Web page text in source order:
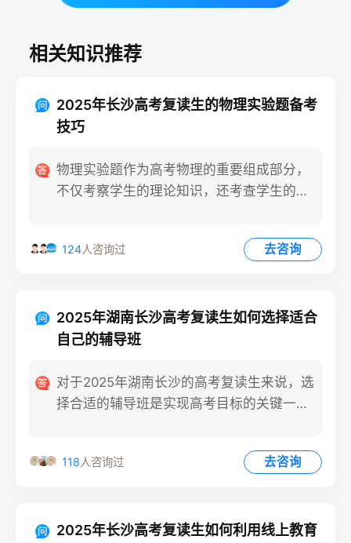
相关知识推荐
2025年长沙高考复读生的物理实验题备考
技巧
物理实验题作为高考物理的重要组成部分，
不仅考察学生的理论知识，还考查学生的动
124人咨询过 去咨询
2025年湖南长沙高考复读生如何选择适合
自己的辅导班
对于2025年湖南长沙的高考复读生来说，选
择合适的辅导班是实现高考目标的关键一
118人咨询过 去咨询
2025年长沙高考复读生如何利用线上教育